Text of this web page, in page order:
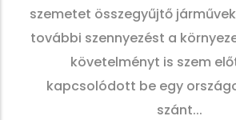
szemetet összegyűjtő
további szennyezést a
követelményt is szem
kapcsolódott be egy
szánt...